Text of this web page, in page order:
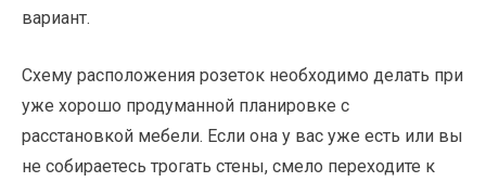
вариант.
Схему расположения розеток необходимо делать при
уже хорошо продуманной планировке с
расстановкой мебели. Если она у вас уже есть или вы
не собираетесь трогать стены, смело переходите к